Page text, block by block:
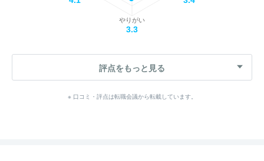
やりがい
3.3
評点をもっと見る
※ 口コミ・評点は転職会議から転載しています。